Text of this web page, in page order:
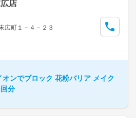
店
広町１－４－２３
ンでブロック 花粉バリア メイク
分